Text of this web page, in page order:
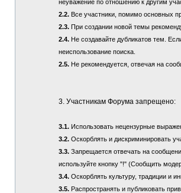
неуважение по отношению к другим
2.2.Все участники, помимо основных
2.3.При создании новой темы
2.4.Не создавайте дубликатов тем.
неиспользование поиска.
2.5.Не рекомендуется, отвечая на
3. Участникам Форума запрещено:
3.1.Использовать нецензурные
3.2.Оскорблять и дискриминировать
3.3.Запрещается отвечать на
используйте кнопку "!" (Сообщить
3.4.Оскорблять культуру, традиции и
3.5.Распространять и публиковать